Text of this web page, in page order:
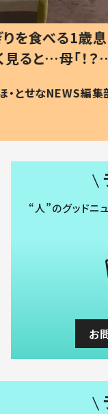
歳息
？」
編集部
小1から
ッド」
作り続
#令和の
SNSで話
“人”のグッドニ
お